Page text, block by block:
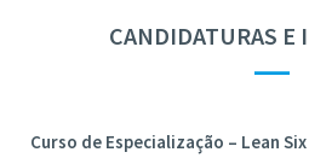
CANDIDATURAS E
—
Curso de Especialização – Lean Six